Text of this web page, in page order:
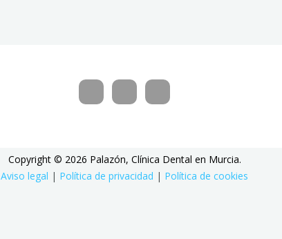
Copyright © 2026 Palazón, Clínica Dental en Murcia.
Aviso legal | Política de privacidad | Política de cookies